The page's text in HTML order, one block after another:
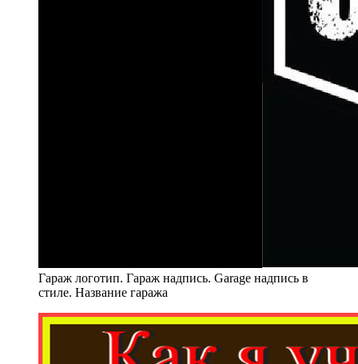
Гараж логотип. Гараж надпись. Garage надпись в
стиле. Название гаража